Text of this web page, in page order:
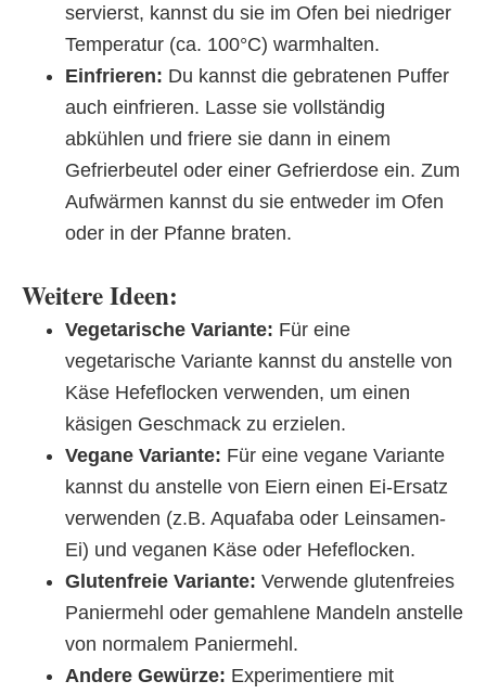
servierst, kannst du sie im Ofen bei niedriger
Temperatur (ca. 100°C) warmhalten.
Einfrieren: Du kannst die gebratenen Puffer
auch einfrieren. Lasse sie vollständig
abkühlen und friere sie dann in einem
Gefrierbeutel oder einer Gefrierdose ein. Zum
Aufwärmen kannst du sie entweder im Ofen
oder in der Pfanne braten.
Weitere Ideen:
Vegetarische Variante: Für eine
vegetarische Variante kannst du anstelle von
Käse Hefeflocken verwenden, um einen
käsigen Geschmack zu erzielen.
Vegane Variante: Für eine vegane Variante
kannst du anstelle von Eiern einen Ei-Ersatz
verwenden (z.B. Aquafaba oder Leinsamen-
Ei) und veganen Käse oder Hefeflocken.
Glutenfreie Variante: Verwende glutenfreies
Paniermehl oder gemahlene Mandeln anstelle
von normalem Paniermehl.
Andere Gewürze: Experimentiere mit